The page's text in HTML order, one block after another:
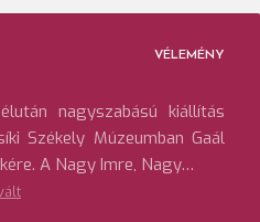
VÉLEMÉNY
nagyszabású kiállítás
Székely Múzeumban Gaál
A Nagy Imre, Nagy…